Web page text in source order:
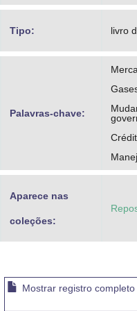
Tipo: livro
Palavras-chave:
Aparece nas
coleções:
Mostrar registro completo